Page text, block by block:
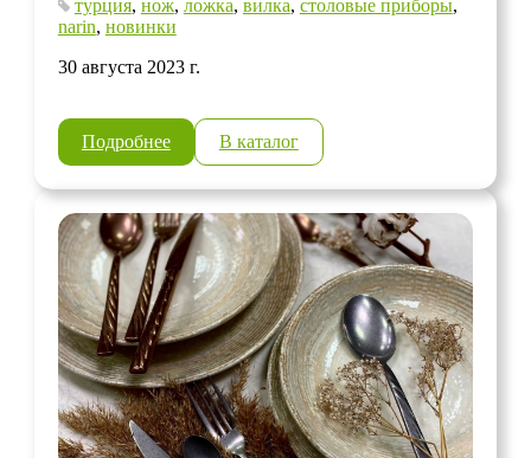
турция, нож, ложка, вилка, столовые приборы,
narin, новинки
30 августа 2023 г.
Подробнее В каталог